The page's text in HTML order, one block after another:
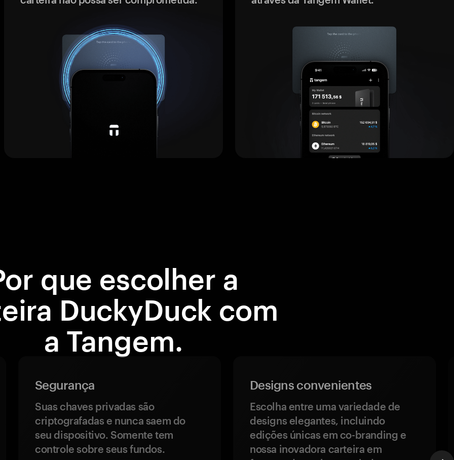
que escolher a
DuckyDuck com
a Tangem.
Segurança
Suas chaves privadas são
criptografadas e nunca saem do
seu dispositivo. Somente tem
controle sobre seus fundos.
Designs convenientes
Escolha entre uma variedade de
designs elegantes, incluindo
edições únicas em co-branding e
nossa inovadora carteira em